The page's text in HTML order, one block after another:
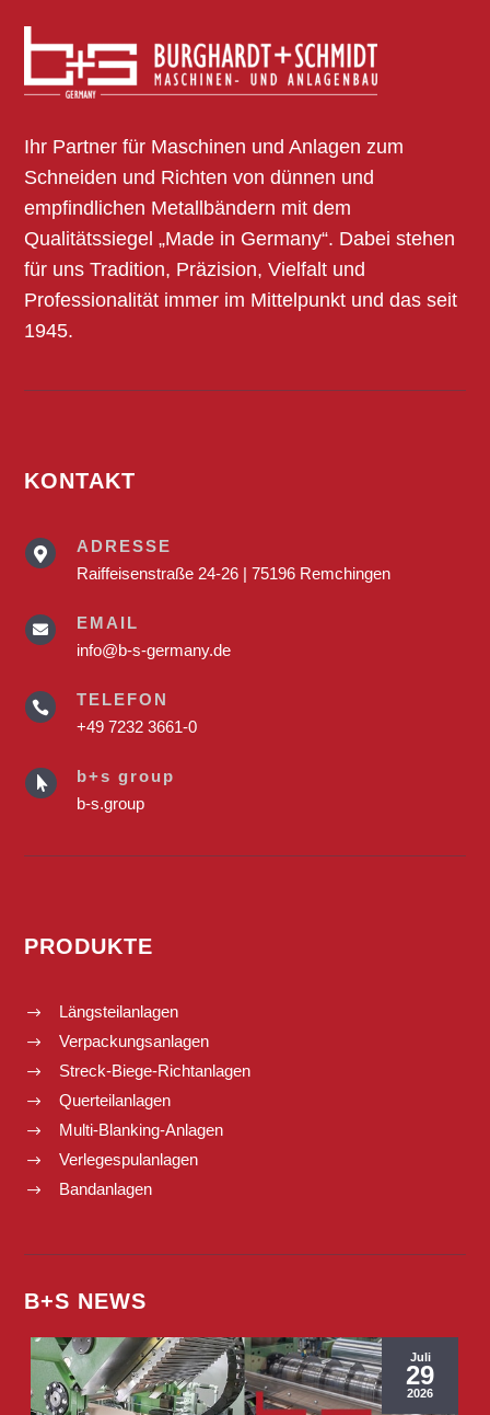
Ihr Partner für Maschinen und Anlagen zum
Schneiden und Richten von dünnen und
empfindlichen Metallbändern mit dem
Qualitätssiegel „Made in Germany“. Dabei stehen
für uns Tradition, Präzision, Vielfalt und
Professionalität immer im Mittelpunkt und das seit
1945.
KONTAKT

ADRESSE
Raiffeisenstraße 24-26 | 75196 Remchingen

EMAIL
info@b-s-germany.de

TELEFON
+49 7232 3661-0

b+s group
b-s.group
PRODUKTE
$ Längsteilanlagen
$ Verpackungsanlagen
$ Streck-Biege-Richtanlagen
$ Querteilanlagen
$ Multi-Blanking-Anlagen
$ Verlegespulanlagen
$ Bandanlagen
B+S NEWS
Juli
29
2026